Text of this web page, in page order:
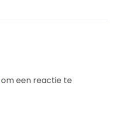
om een reactie te